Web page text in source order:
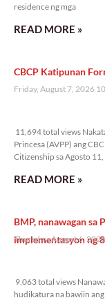
residence ng mga
READ MORE »
CBCP Katipunan
Friday, August 7, 2026
11,694 total views
Princesa (AVPP) ang
Citizenship sa Agosto
READ MORE »
BMP, nanawagan sa
implementasyon ng
Thursday, August 6,
9,063 total views
hudikatura na bawiin